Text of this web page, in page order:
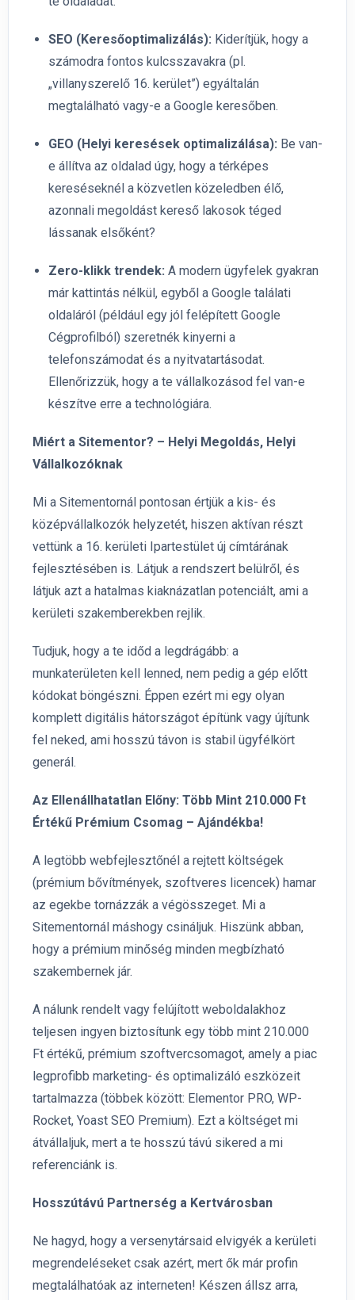
SEO (Keresőoptimalizálás): Kiderítjük, hogy a
számodra fontos kulcsszavakra (pl.
„villanyszerelő 16. kerület”) egyáltalán
megtalálható vagy-e a Google keresőben.
GEO (Helyi keresések optimalizálása): Be van-
e állítva az oldalad úgy, hogy a térképes
kereséseknél a közvetlen közeledben élő,
azonnali megoldást kereső lakosok téged
lássanak elsőként?
Zero-klikk trendek: A modern ügyfelek gyakran
már kattintás nélkül, egyből a Google találati
oldaláról (például egy jól felépített Google
Cégprofilból) szeretnék kinyerni a
telefonszámodat és a nyitvatartásodat.
Ellenőrizzük, hogy a te vállalkozásod fel van-e
készítve erre a technológiára.
Miért a Sitementor? – Helyi Megoldás, Helyi
Vállalkozóknak
Mi a Sitementornál pontosan értjük a kis- és
középvállalkozók helyzetét, hiszen aktívan részt
vettünk a 16. kerületi Ipartestület új címtárának
fejlesztésében is. Látjuk a rendszert belülről, és
látjuk azt a hatalmas kiaknázatlan potenciált, ami a
kerületi szakemberekben rejlik.
Tudjuk, hogy a te időd a legdrágább: a
munkaterületen kell lenned, nem pedig a gép előtt
kódokat böngészni. Éppen ezért mi egy olyan
komplett digitális hátországot építünk vagy újítunk
fel neked, ami hosszú távon is stabil ügyfélkört
generál.
Az Ellenállhatatlan Előny: Több Mint 210.000 Ft
Értékű Prémium Csomag – Ajándékba!
A legtöbb webfejlesztőnél a rejtett költségek
(prémium bővítmények, szoftveres licencek) hamar
az egekbe tornázzák a végösszeget. Mi a
Sitementornál máshogy csináljuk. Hiszünk abban,
hogy a prémium minőség minden megbízható
szakembernek jár.
A nálunk rendelt vagy felújított weboldalakhoz
teljesen ingyen biztosítunk egy több mint 210.000
Ft értékű, prémium szoftvercsomagot, amely a piac
legprofibb marketing- és optimalizáló eszközeit
tartalmazza (többek között: Elementor PRO, WP-
Rocket, Yoast SEO Premium). Ezt a költséget mi
átvállaljuk, mert a te hosszú távú sikered a mi
referenciánk is.
Hosszútávú Partnerség a Kertvárosban
Ne hagyd, hogy a versenytársaid elvigyék a kerületi
megrendeléseket csak azért, mert ők már profin
megtalálhatóak az interneten! Készen állsz arra,